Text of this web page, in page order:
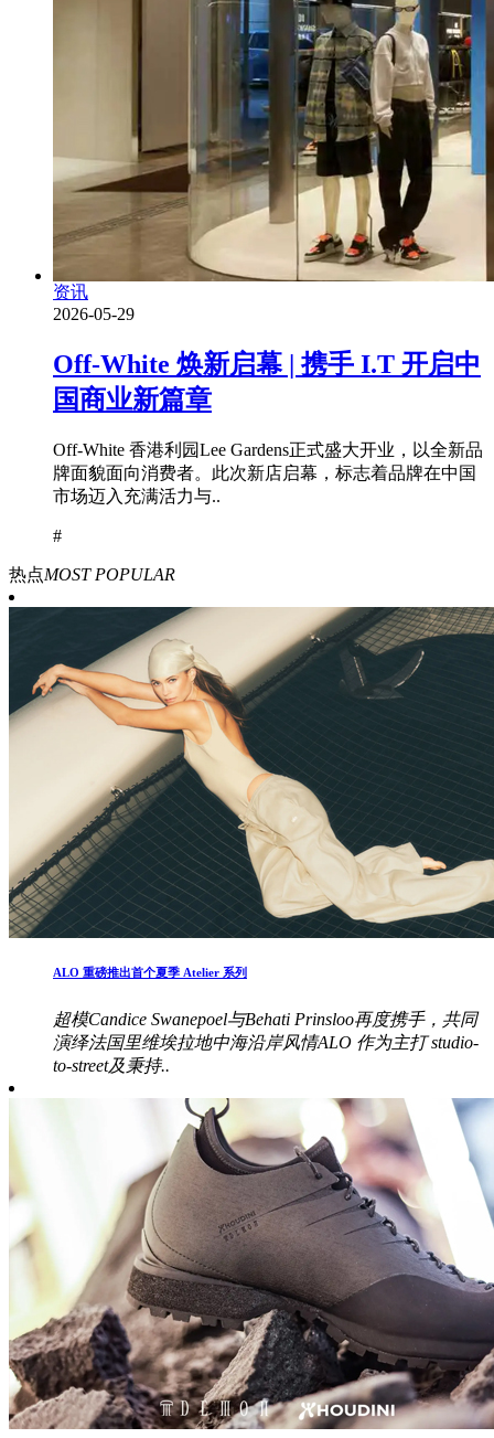
资讯
2026-05-29
Off-White 焕新启幕 | 携手 I.T 开启中
国商业新篇章
Off-White 香港利园Lee Gardens正式盛大开业，以全新品
牌面貌面向消费者。此次新店启幕，标志着品牌在中国
市场迈入充满活力与..
#
热点MOST POPULAR
ALO 重磅推出首个夏季 Atelier 系列
超模Candice Swanepoel与Behati Prinsloo再度携手，共同
演绎法国里维埃拉地中海沿岸风情ALO 作为主打 studio-
to-street及秉持..